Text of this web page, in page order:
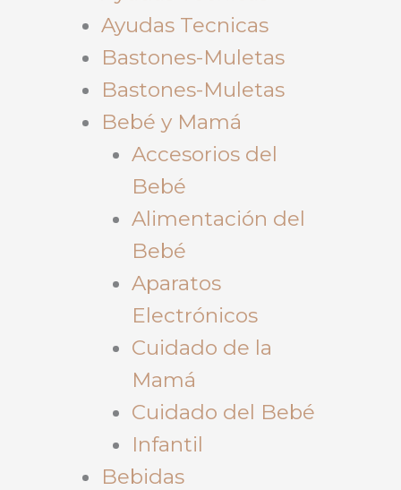
Ayudas Tecnicas
Bastones-Muletas
Bastones-Muletas
Bebé y Mamá
Accesorios del
Bebé
Alimentación del
Bebé
Aparatos
Electrónicos
Cuidado de la
Mamá
Cuidado del Bebé
Infantil
Bebidas